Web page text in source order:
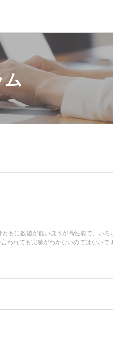
もに数値が低いほうが高性能で、いろ
われても実感がわかないのではないで